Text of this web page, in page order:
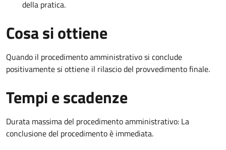
della pratica.
Cosa si ottiene
Quando il procedimento amministrativo si conclude
positivamente si ottiene il rilascio del provvedimento finale.
Tempi e scadenze
Durata massima del procedimento amministrativo: La
conclusione del procedimento è immediata.